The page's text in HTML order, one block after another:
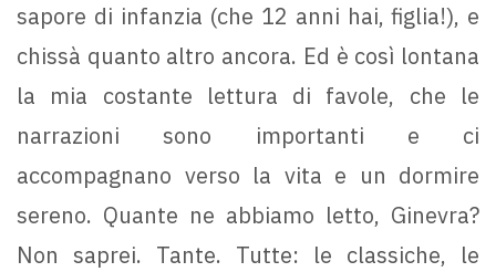
sapore di infanzia (che 12 anni hai, figlia!), e
chissà quanto altro ancora. Ed è così lontana
la mia costante lettura di favole, che le
narrazioni sono importanti e ci
accompagnano verso la vita e un dormire
sereno. Quante ne abbiamo letto, Ginevra?
Non saprei. Tante. Tutte: le classiche, le